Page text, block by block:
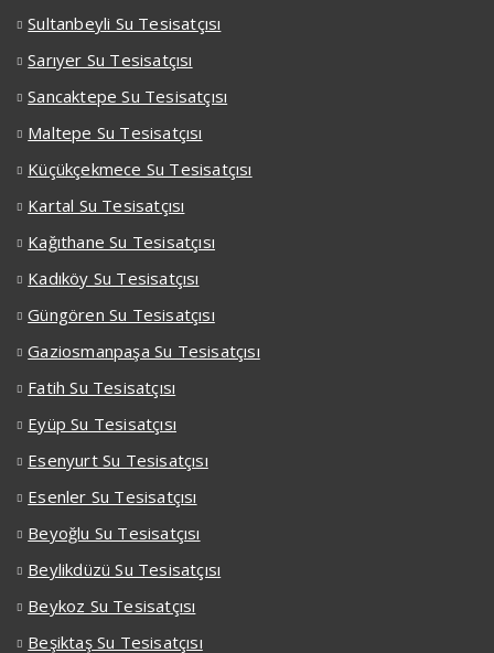
Sultanbeyli Su Tesisatçısı
Sarıyer Su Tesisatçısı
Sancaktepe Su Tesisatçısı
Maltepe Su Tesisatçısı
Küçükçekmece Su Tesisatçısı
Kartal Su Tesisatçısı
Kağıthane Su Tesisatçısı
Kadıköy Su Tesisatçısı
Güngören Su Tesisatçısı
Gaziosmanpaşa Su Tesisatçısı
Fatih Su Tesisatçısı
Eyüp Su Tesisatçısı
Esenyurt Su Tesisatçısı
Esenler Su Tesisatçısı
Beyoğlu Su Tesisatçısı
Beylikdüzü Su Tesisatçısı
Beykoz Su Tesisatçısı
Beşiktaş Su Tesisatçısı